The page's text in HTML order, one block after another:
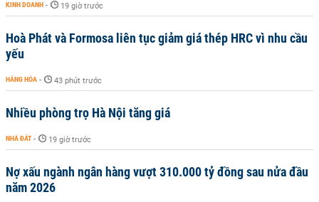
KINH DOANH - 19 giờ trước
Hoà Phát và Formosa liên tục giảm giá thép HRC vì nhu cầu
yếu
HÀNG HÓA - 43 phút trước
Nhiều phòng trọ Hà Nội tăng giá
NHÀ ĐẤT - 19 giờ trước
Nợ xấu ngành ngân hàng vượt 310.000 tỷ đồng sau nửa đầu
năm 2026